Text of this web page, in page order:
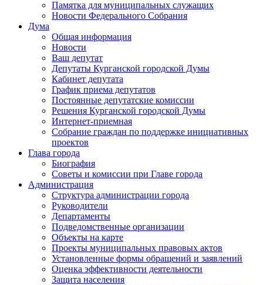
Памятка для муниципальных служащих
Новости Федерального Cобрания
Дума
Общая информация
Новости
Ваш депутат
Депутаты Курганской городской Думы
Кабинет депутата
График приема депутатов
Постоянные депутатские комиссии
Решения Курганской городской Думы
Интернет-приемная
Собрание граждан по поддержке инициативных
проектов
Глава города
Биография
Советы и комиссии при Главе города
Администрация
Структура администрации города
Руководители
Департаменты
Подведомственные организации
Объекты на карте
Проекты муниципальных правовых актов
Установленные формы обращений и заявлений
Оценка эффективности деятельности
Защита населения